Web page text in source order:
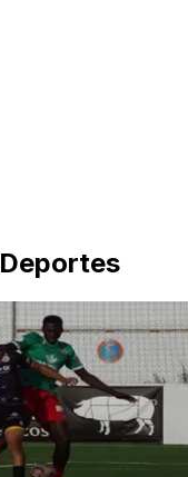
Deportes